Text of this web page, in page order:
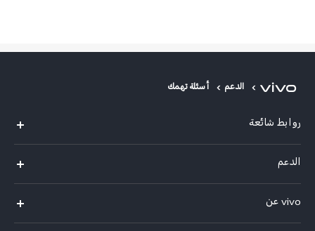
الدعم أسئلة تهمك
روابط شائعة
X300 (New)
X200 FE (New)
الدعم
مركز الخدمة
vivo عن